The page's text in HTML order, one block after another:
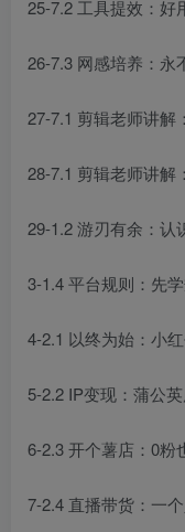
25-7.2 工具提效：好
26-7.3 网感培养：永
27-7.1 剪辑老师讲解
28-7.1 剪辑老师讲解
29-1.2 游刃有余：认
3-1.4 平台规则：先
4-2.1 以终为始：小
5-2.2 IP变现：蒲公
6-2.3 开个薯店：0粉
7-2.4 直播带货：一